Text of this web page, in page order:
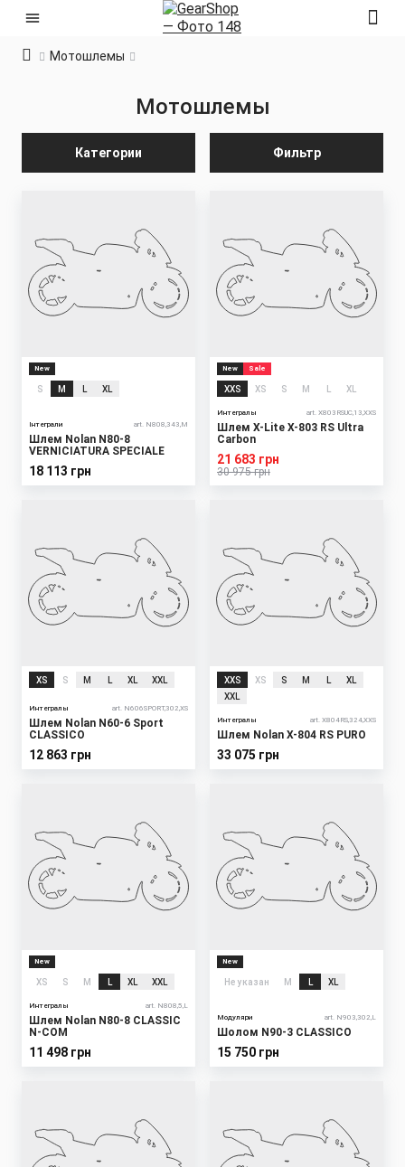
Мотошлемы
Мотошлемы
New
S M XL
Інтеграли art. N808,343,M
Шлем Nolan N80-8
VERNICIATURA SPECIALE
18 113 грн
New Sale
XXS XS S M XL
Интегралы art. X803RSUC,13,XXS
Шлем X-Lite X-803 RS Ultra
Carbon
30 975 грн
21 683 грн
XS S M XL XXL
Интегралы art. N606SPORT,302,XS
Шлем Nolan N60-6 Sport
CLASSICO
12 863 грн
XXS XS S M
XL
XXL
Интегралы art. X804RS,324,XXS
Шлем Nolan X-804 RS PURO
33 075 грн
New
XS S M XL XXL
Интегралы art. N808,5,L
Шлем Nolan N80-8 CLASSIC
N-COM
11 498 грн
New
Не указан M XL
Модуляри art. N903,302,L
Шолом N90-3 CLASSICO
15 750 грн
Категории Фильтр